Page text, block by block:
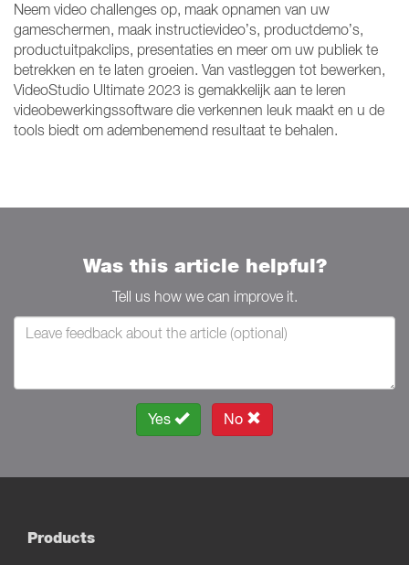
Neem video challenges op, maak opnamen van uw
gameschermen, maak instructievideo’s, productdemo’s,
productuitpakclips, presentaties en meer om uw publiek te
betrekken en te laten groeien. Van vastleggen tot bewerken,
VideoStudio Ultimate 2023 is gemakkelijk aan te leren
videobewerkingssoftware die verkennen leuk maakt en u de
tools biedt om adembenemend resultaat te behalen.
Was this article helpful?
Tell us how we can improve it.
Yes No
Products